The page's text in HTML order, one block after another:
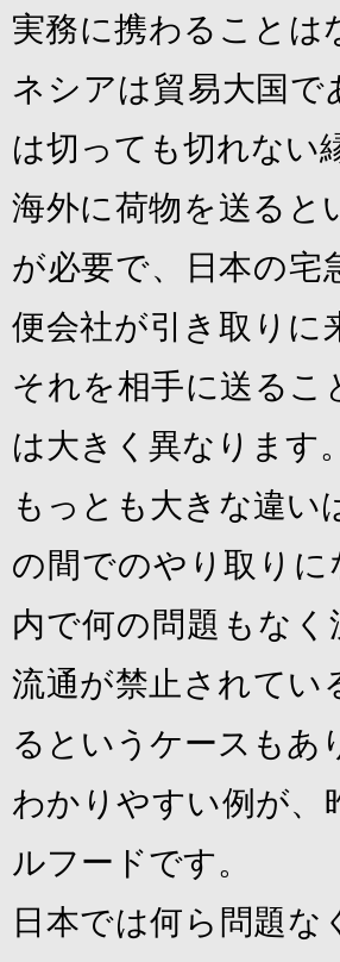
実務に携わることは
ネシアは貿易大国で
は切っても切れない
海外に荷物を送ると
が必要で、日本の宅
便会社が引き取りに
それを相手に送るこ
は大きく異なります。
もっとも大きな違い
の間でのやり取り
内で何の問題もな
流通が禁止されてい
るというケースもあ
わかりやすい例が、
ルフードです。
日本では何ら問題